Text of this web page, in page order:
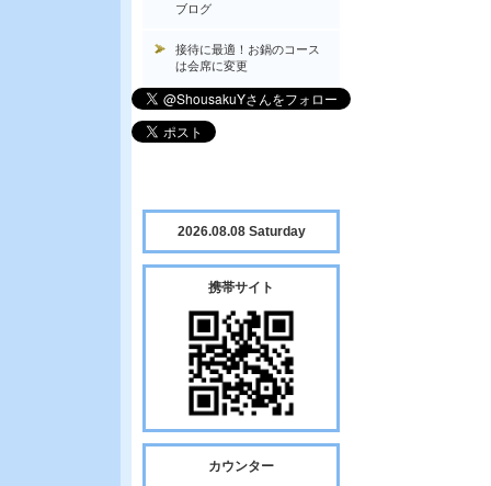
ブログ
接待に最適！お鍋のコース
は会席に変更
2026.08.08 Saturday
携帯サイト
カウンター